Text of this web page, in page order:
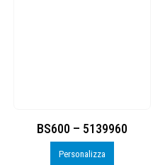
BS600 – 5139960
Personalizza